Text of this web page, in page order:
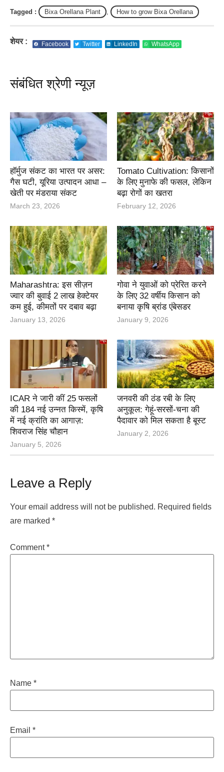
Tagged : Bixa Orellana Plant How to grow Bixa Orellana
शेयर : Facebook Twitter LinkedIn WhatsApp
संबंधित श्रेणी न्यूज़
हॉर्मुज संकट का भारत पर असर:
गैस घटी, यूरिया उत्पादन आधा –
खेती पर मंडराया संकट
March 23, 2026
Tomato Cultivation: किसानों
के लिए मुनाफे की फसल, लेकिन
बढ़ा रोगों का खतरा
February 12, 2026
Maharashtra: इस सीज़न
ज्वार की बुवाई 2 लाख हेक्टेयर
कम हुई, कीमतों पर दबाव बढ़ा
January 13, 2026
गोवा ने युवाओं को प्रेरित करने
के लिए 32 वर्षीय किसान को
बनाया कृषि ब्रांड एंबेसडर
January 9, 2026
ICAR ने जारी कीं 25 फसलों
की 184 नई उन्नत किस्में, कृषि
में नई क्रांति का आगाज़:
शिवराज सिंह चौहान
January 5, 2026
जनवरी की ठंड रबी के लिए
अनुकूल: गेहूं-सरसों-चना की
पैदावार को मिल सकता है बूस्ट
January 2, 2026
Leave a Reply
Your email address will not be published. Required fields
are marked *
Comment*
Name *
Email *